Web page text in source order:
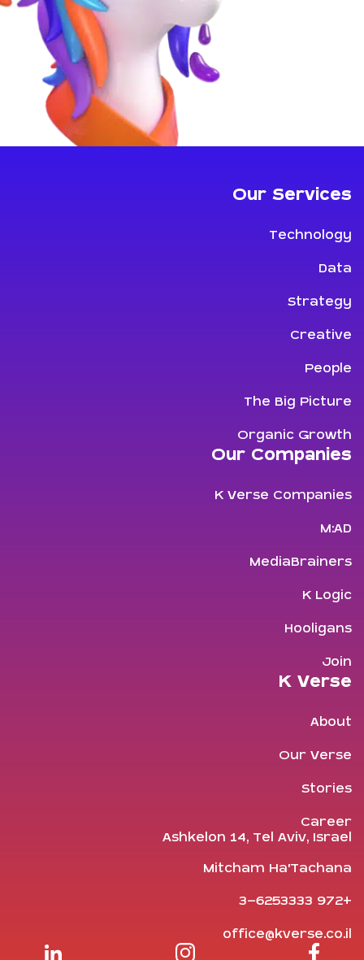
Our Services
Technology
Data
Strategy
Creative
People
The Big Picture
Organic Growth
Our Companies
K Verse Companies
M:AD
MediaBrainers
K Logic
Hooligans
Join
K Verse
About
Our Verse
Stories
Career
Ashkelon 14, Tel Aviv, Israel
Mitcham Ha'Tachana
+972 3-6253333
office@kverse.co.il